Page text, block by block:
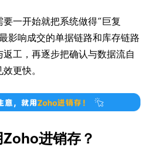
一开始就把系统做得“巨复
影响成交的单据链路和库存链路
工，再逐步把确认与数据流自
更快。
进销存？